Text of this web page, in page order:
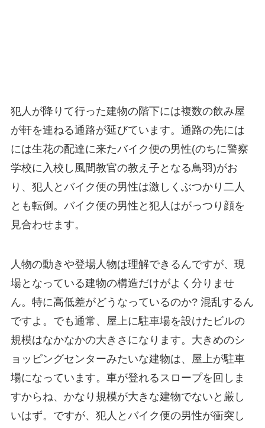
犯人が降りて行った建物の階下には複数の飲み屋
が軒を連ねる通路が延びています。通路の先には
には生花の配達に来たバイク便の男性(のちに警察
学校に入校し風間教官の教え子となる鳥羽)がお
り、犯人とバイク便の男性は激しくぶつかり二人
とも転倒。バイク便の男性と犯人はがっつり顔を
見合わせます。
人物の動きや登場人物は理解できるんですが、現
場となっている建物の構造だけがよく分りませ
ん。特に高低差がどうなっているのか? 混乱するん
ですよ。でも通常、屋上に駐車場を設けたビルの
規模はなかなかの大きさになります。大きめのシ
ョッピングセンターみたいな建物は、屋上が駐車
場になっています。車が登れるスロープを回しま
すからね、かなり規模が大きな建物でないと厳し
いはず。ですが、犯人とバイク便の男性が衝突し